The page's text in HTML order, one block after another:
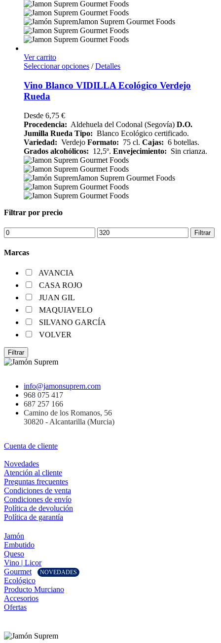
Ver carrito
Seleccionar opciones / Detalles
Vino Blanco VIDILLA Ecológico Verdejo
Rueda
Desde 6,75 €
Procedencia: Aldehuela del Codonal (Segovía) D.O.
Jumilla Rueda Tipo: Blanco Ecológico certificado.
Variedad: Verdejo Formato: 75 cl. Cajas: 6 botellas.
Grados alcohólicos: 12,5º. Envejecimiento: Sin crianza.
Filtrar por precio
Precio
mínimo
Precio
máximo
Filtrar
Marcas
AVANCIA
CASA ROJO
JUAN GIL
MAQUIAVELO
SILVANO GARCÍA
VOLVER
Filtrar
info@jamonsuprem.com
968 075 417
687 257 166
Camino de los Romanos, 56
30820 - Alcantarilla (Murcia)
Cuenta de cliente
Novedades
Atención al cliente
Preguntas frecuentes
Condiciones de venta
Condiciones de envío
Política de devolución
Política de garantía
Jamón
Embutido
Queso
Vino | Licor
Gourmet
NOVEDADES
Ecológico
Producto Murciano
Accesorios
Ofertas